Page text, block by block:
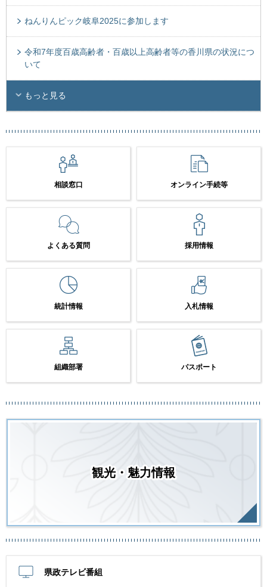
ねんりんピック岐阜2025に参加します
令和7年度百歳高齢者・百歳以上高齢者等の香川県の状況につ
いて
もっと見る
相談窓口 オンライン手続等
よくある質問 採用情報
統計情報 入札情報
組織部署 パスポート
観光・魅力情報
県政テレビ番組